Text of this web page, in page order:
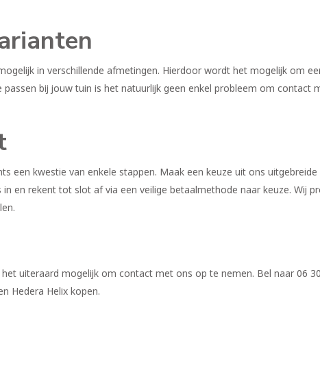
in verschillende afmetingen. Hierdoor wordt het mogelijk om
bij jouw tuin is het natuurlijk geen enkel probleem om contact
een kwestie van enkele stappen. Maak een keuze uit ons
en rekent tot slot af via een veilige betaalmethode naar keuze. Wij
uiteraard mogelijk om contact met ons op te nemen. Bel naar 06
Hedera Helix kopen.